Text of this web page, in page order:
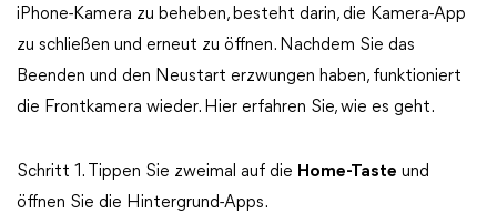
iPhone-Kamera zu beheben, besteht darin, die Kamera-App
zu schließen und erneut zu öffnen. Nachdem Sie das
Beenden und den Neustart erzwungen haben, funktioniert
die Frontkamera wieder. Hier erfahren Sie, wie es geht.
Schritt 1. Tippen Sie zweimal auf die Home-Taste und
öffnen Sie die Hintergrund-Apps.